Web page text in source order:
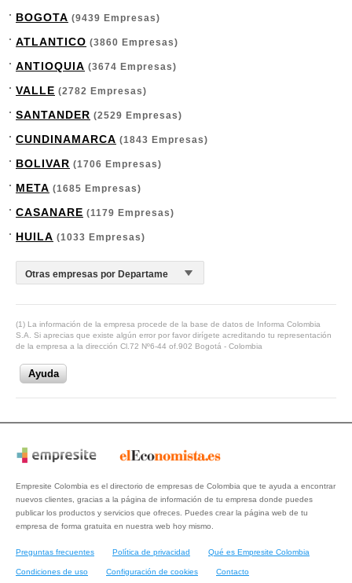
BOGOTA (9439 Empresas)
ATLANTICO (3860 Empresas)
ANTIOQUIA (3674 Empresas)
VALLE (2782 Empresas)
SANTANDER (2529 Empresas)
CUNDINAMARCA (1843 Empresas)
BOLIVAR (1706 Empresas)
META (1685 Empresas)
CASANARE (1179 Empresas)
HUILA (1033 Empresas)
(1) La información de la empresa procede de la base de datos de Informa Colombia
S.A. Si aprecias que existe algún error por favor dirígete acreditando tu representación
de la empresa a la dirección Cl.72 Nº6-44 of.902 Bogotá - Colombia
Ayuda
Empresite Colombia es el directorio de empresas de Colombia que te ayuda a encontrar
nuevos clientes, gracias a la página de información de tu empresa donde puedes
publicar los productos y servicios que ofreces. Puedes crear la página web de tu
empresa de forma gratuita en nuestra web hoy mismo.
Preguntas frecuentes Política de privacidad Qué es Empresite Colombia
Condiciones de uso Configuración de cookies Contacto